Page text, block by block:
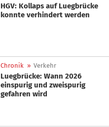
HGV: Kollaps auf Luegbrücke
konnte verhindert werden
Chronik » Verkehr
Luegbrücke: Wann 2026
einspurig und zweispurig
gefahren wird